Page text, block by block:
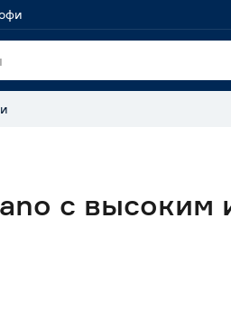
с высоким